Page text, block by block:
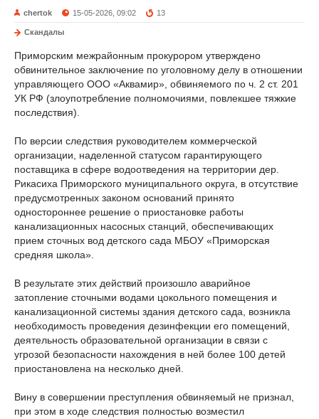
chertok 15-05-2026, 09:02 13
Скандалы
Приморским межрайонным прокурором утверждено
обвинительное заключение по уголовному делу в отношении
управляющего ООО «Аквамир», обвиняемого по ч. 2 ст. 201
УК РФ (злоупотребление полномочиями, повлекшее тяжкие
последствия).
По версии следствия руководителем коммерческой
организации, наделенной статусом гарантирующего
поставщика в сфере водоотведения на территории дер.
Рикасиха Приморского муниципального округа, в отсутствие
предусмотренных законом оснований принято
одностороннее решение о приостановке работы
канализационных насосных станций, обеспечивающих
прием сточных вод детского сада МБОУ «Приморская
средняя школа».
В результате этих действий произошло аварийное
затопление сточными водами цокольного помещения и
канализационной системы здания детского сада, возникла
необходимость проведения дезинфекции его помещений,
деятельность образовательной организации в связи с
угрозой безопасности нахождения в ней более 100 детей
приостановлена на несколько дней.
Вину в совершении преступления обвиняемый не признал,
при этом в ходе следствия полностью возместил